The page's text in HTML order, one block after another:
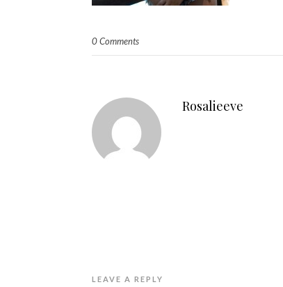
0 Comments
Rosalieeve
LEAVE A REPLY